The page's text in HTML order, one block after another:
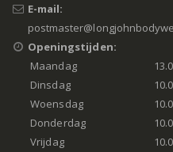
E-mail:
Openingstijden:
Maandag
Dinsdag
Woensdag
Donderdag
Vrijdag